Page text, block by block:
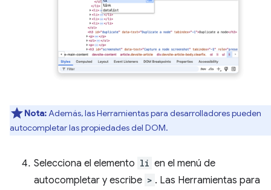
Nota: Además, las Herramientas para desarrolladores pueden
autocompletar las propiedades del DOM.
Selecciona el elemento li en el menú de
autocompletar y escribe > . Las Herramientas para